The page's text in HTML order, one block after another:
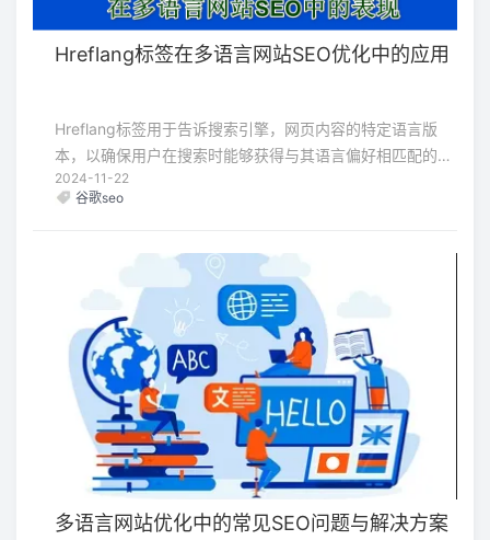
Hreflang标签在多语言网站SEO优化中的应用
Hreflang标签用于告诉搜索引擎，网页内容的特定语言版
本，以确保用户在搜索时能够获得与其语言偏好相匹配的内
容。Hreflang标签在多语言网站SEO优化过程中能起到非常
关键的作用。
2024-11-22
谷歌seo
多语言网站优化中的常见SEO问题与解决方案